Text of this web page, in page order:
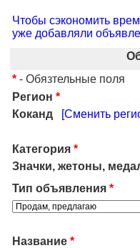
Чтобы сэкономить
уже добавляли
* - Обязтельные поля
Регион *
Коканд
[Сменить
Категория *
Значки, жетоны,
Тип объявления *
Название *